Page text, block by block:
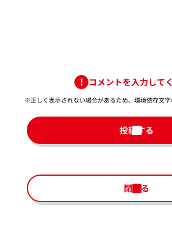
コメントを入力して
※正しく表示されない場合があるため、環境依存文字
投稿する
閉じる